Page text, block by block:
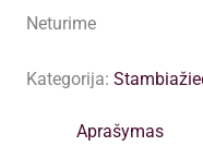
Neturime
Kategorija:
Aprašymas